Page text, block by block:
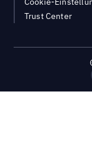
Trust Center